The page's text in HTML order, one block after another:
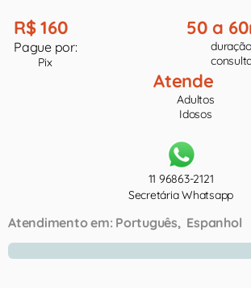
R$ 160
Pague por:
Pix
50 a
Atende
Adultos
Idosos
11 96863-2121
Secretária Whatsapp
Atendimento em: Português Espanhol